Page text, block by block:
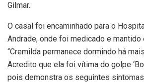
Gilmar.
O casal foi encaminhado para o
Andrade, onde foi medicado e mantido
“Cremilda permanece dormindo há
Acredito que ela foi vítima do golpe
pois demonstra os seguintes